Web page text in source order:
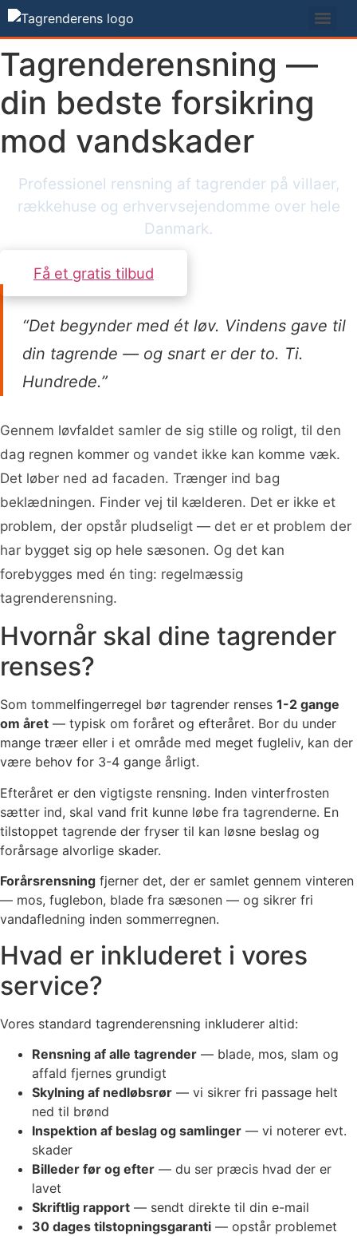
Videre
Tagrenderensning —
din bedste forsikring
mod vandskader
Professionel rensning af tagrender på villaer,
rækkehuse og erhvervsejendomme over hele
Danmark.
Få et gratis tilbud
“Det begynder med ét løv. Vindens gave til
din tagrende — og snart er der to. Ti.
Hundrede.”
Gennem løvfaldet samler de sig stille og roligt, til den
dag regnen kommer og vandet ikke kan komme væk.
Det løber ned ad facaden. Trænger ind bag
beklædningen. Finder vej til kælderen. Det er ikke et
problem, der opstår pludseligt — det er et problem der
har bygget sig op hele sæsonen. Og det kan
forebygges med én ting: regelmæssig
tagrenderensning.
Hvornår skal dine tagrender
renses?
Som tommelfingerregel bør tagrender renses 1-2 gange
om året — typisk om foråret og efteråret. Bor du under
mange træer eller i et område med meget fugleliv, kan der
være behov for 3-4 gange årligt.
Efteråret er den vigtigste rensning. Inden vinterfrosten
sætter ind, skal vand frit kunne løbe fra tagrenderne. En
tilstoppet tagrende der fryser til kan løsne beslag og
forårsage alvorlige skader.
Forårsrensning fjerner det, der er samlet gennem vinteren
— mos, fuglebon, blade fra sæsonen — og sikrer fri
vandafledning inden sommerregnen.
Hvad er inkluderet i vores
service?
Vores standard tagrenderensning inkluderer altid:
Rensning af alle tagrender — blade, mos, slam og
affald fjernes grundigt
Skylning af nedløbsrør — vi sikrer fri passage helt
ned til brønd
Inspektion af beslag og samlinger — vi noterer evt.
skader
Billeder før og efter — du ser præcis hvad der er
lavet
Skriftlig rapport — sendt direkte til din e-mail
30 dages tilstopningsgaranti — opstår problemet